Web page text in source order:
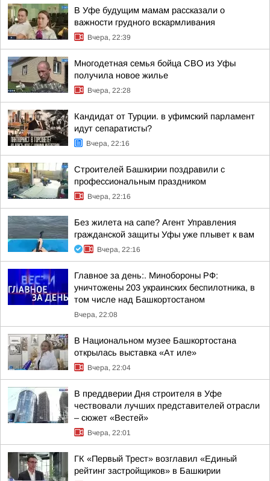
В Уфе будущим мамам рассказали о
важности грудного вскармливания
Вчера, 22:39
Многодетная семья бойца СВО из Уфы
получила новое жилье
Вчера, 22:28
Кандидат от Турции. в уфимский парламент
идут сепаратисты?
Вчера, 22:16
Строителей Башкирии поздравили с
профессиональным праздником
Вчера, 22:16
Без жилета на сапе? Агент Управления
гражданской защиты Уфы уже плывет к вам
Вчера, 22:16
Главное за день:. Минобороны РФ:
уничтожены 203 украинских беспилотника, в
том числе над Башкортостаном
Вчера, 22:08
В Национальном музее Башкортостана
открылась выставка «Ат иле»
Вчера, 22:04
В преддверии Дня строителя в Уфе
чествовали лучших представителей отрасли
– сюжет «Вестей»
Вчера, 22:01
ГК «Первый Трест» возглавил «Единый
рейтинг застройщиков» в Башкирии